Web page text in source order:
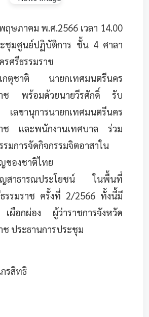
ษภาคม พ.ศ.2566 เวลา 14.00
ชุมศูนย์ปฏิบัติการ ชั้น 4 ศาลา
รศรีธรรมราช
ชาติ นายกเทศมนตรีนคร
าช พร้อมด้วยนายวีรศักดิ์ รับ
านุการนายกเทศมนตรีนคร
าช และพนักงานเทศบาล ร่วม
มการจัดกิจกรรมจิตอาสาใน
ของชาติไทย
ญสาธารณประโยชน์ ในพื้นที่
รรมราช ครั้งที่ 2/2566 ทั้งนี้มี
ผือกผ่อง ผู้ว่าราชการจังหวัด
ช ประธานการประชุม
รสิทธิ